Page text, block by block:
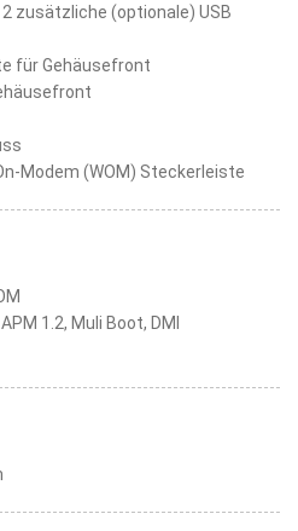
zusätzliche (optionale) USB
für Gehäusefront
Modem (WOM) Steckerleiste
1.2, Muli Boot, DMI